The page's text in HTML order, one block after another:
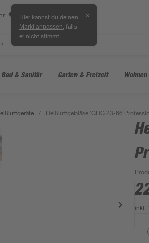
Hier kannst du deinen
Markt anpassen , falls
er nicht stimmt.
✕
Bad & Sanitär Garten & Freizeit
/ Heißluftgebläse 'GHG 23-66
inkl.